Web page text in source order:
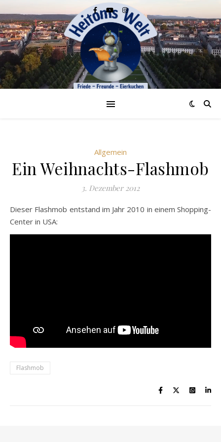
Allgemein
Ein Weihnachts-Flashmob
3. Dezember 2012
Dieser Flashmob entstand im Jahr 2010 in einem Shopping-
Center in USA:
Flashmob